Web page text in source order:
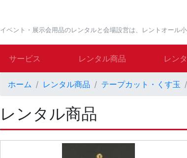
イベント・展示会用品のレンタルと会場設営は、レントオール小
サービス レンタル商品 レン
ホーム レンタル商品 テープカット・くす玉
レンタル商品